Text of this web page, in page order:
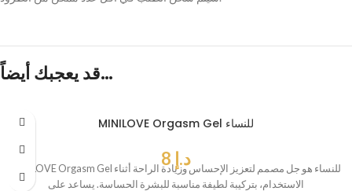
قد يعجبك أيضاً…
MINILOVE Orgasm Gel للنساء
د.إ
MINILOVE Orgasm Gel للنساء هو جل مصمم لتعزيز الإحساس وزيادة الراحة أثناء
الاستخدام، بتركيبة لطيفة مناسبة للبشرة الحساسة. يساعد على